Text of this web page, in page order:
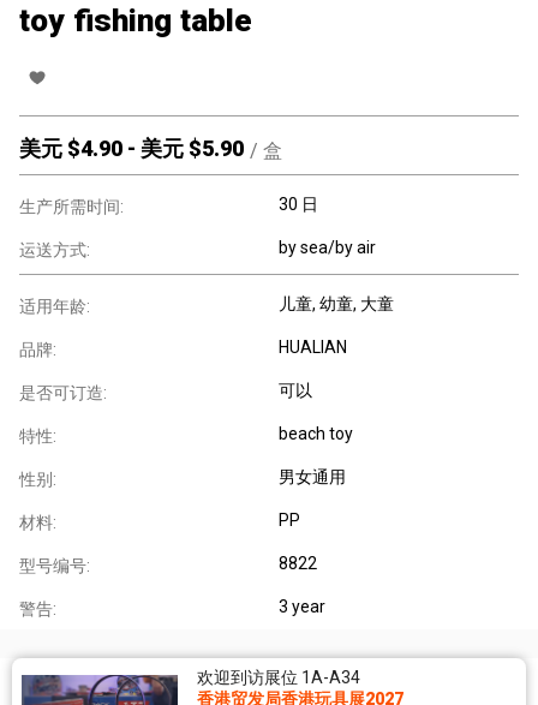
toy fishing table
美元 $4.90 - 美元 $5.90 / 盒
生产所需时间: 30 日
运送方式: by sea/by air
适用年龄: 儿童, 幼童, 大童
品牌: HUALIAN
是否可订造: 可以
特性: beach toy
性别: 男女通用
材料: PP
型号编号: 8822
警告: 3 year
欢迎到访展位 1A-A34
香港贸发局香港玩具展2027